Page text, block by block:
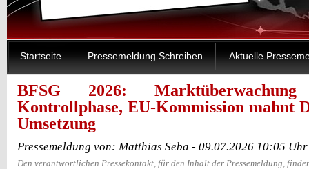
Startseite Pressemeldung Schreiben Aktuelle
BFSG 2026:
Kontrollphase, EU-Kommission mahnt
Umsetzung
Pressemeldung von: Matthias Seba - 09.07.2026 10:05 Uhr
Den verantwortlichen Pressekontakt, für den Inhalt der Pressemeldung,